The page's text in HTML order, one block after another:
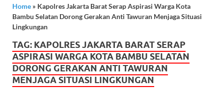
Home » Kapolres Jakarta Barat Serap Aspirasi Warga Kota
Bambu Selatan Dorong Gerakan Anti Tawuran Menjaga Situasi
Lingkungan
TAG: KAPOLRES JAKARTA BARAT SERAP
ASPIRASI WARGA KOTA BAMBU SELATAN
DORONG GERAKAN ANTI TAWURAN
MENJAGA SITUASI LINGKUNGAN